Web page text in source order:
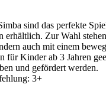
sind das perfekte
Zur Wahl
auch mit einem
Kinder ab 3 Jahren
und gefördert werden.
3+